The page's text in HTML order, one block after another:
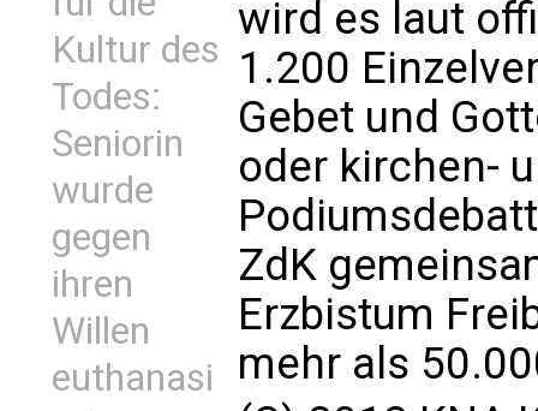
Kultur des
Todes:
Seniorin
wurde
gegen
ihren
Willen
euthanasi
wird es laut
1.200
Gebet und
oder kirchen-
ZdK
Erzbistum
mehr als